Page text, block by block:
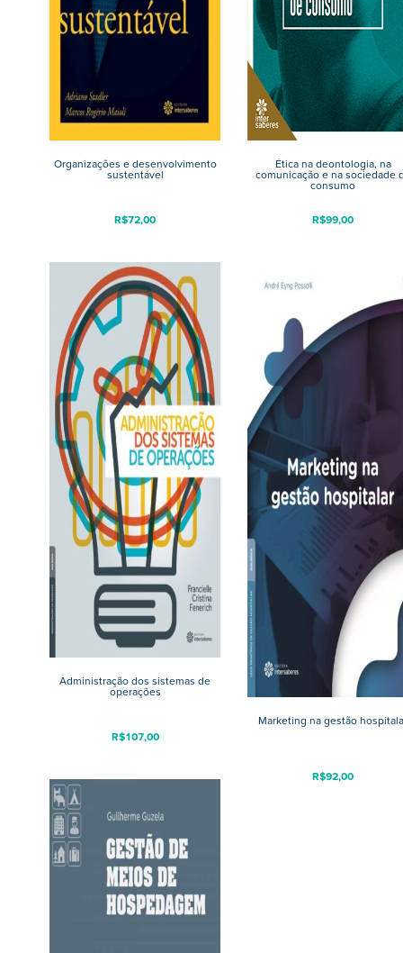
Ética na deontologia, na
comunicação e na sociedade
consumo
R$99,00
Organizações e desenvolvimento
sustentável
R$72,00
Marketing na gestão
R$92,00
Administração dos sistemas de
operações
R$107,00